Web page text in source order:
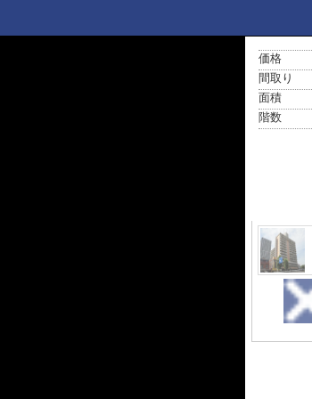
価格
間取り
面積
階数
外観
サ相生